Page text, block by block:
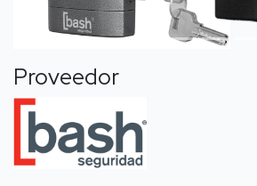
Proveedor